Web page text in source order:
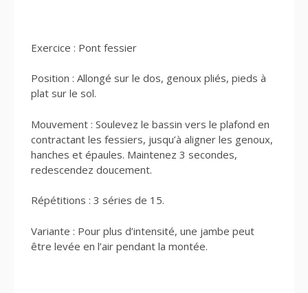
Exercice : Pont fessier
Position : Allongé sur le dos, genoux pliés, pieds à
plat sur le sol.
Mouvement : Soulevez le bassin vers le plafond en
contractant les fessiers, jusqu’à aligner les genoux,
hanches et épaules. Maintenez 3 secondes,
redescendez doucement.
Répétitions : 3 séries de 15.
Variante : Pour plus d’intensité, une jambe peut
être levée en l’air pendant la montée.